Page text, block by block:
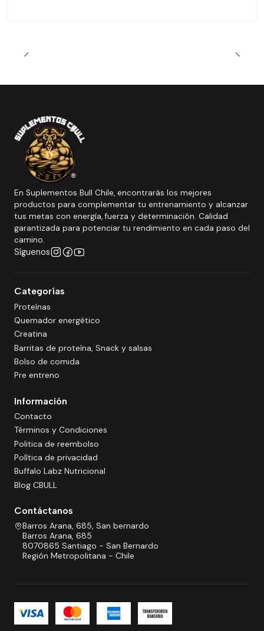
En Suplementos Bull Chile, encontrarás los mejores
productos para complementar tu entrenamiento y alcanzar
tus metas con energía, fuerza y determinación. Calidad
garantizada para potenciar tu rendimiento en cada paso del
camino.
Síguenos
Categorías
Proteínas
Quemador energético
Creatina
Barritas de proteína, Snack y salsas
Bolso de comida
Pre entreno
Información
Contacto
Términos y Condiciones
Politica de reembolso
Política de privacidad
Buffalo Labz Nutricional
Blog CBULL
Contáctanos
Barros Arana, 685, San bernardo
Barros Arana, 685
8070865 Santiago - San Bernardo
Región Metropolitana - Chile